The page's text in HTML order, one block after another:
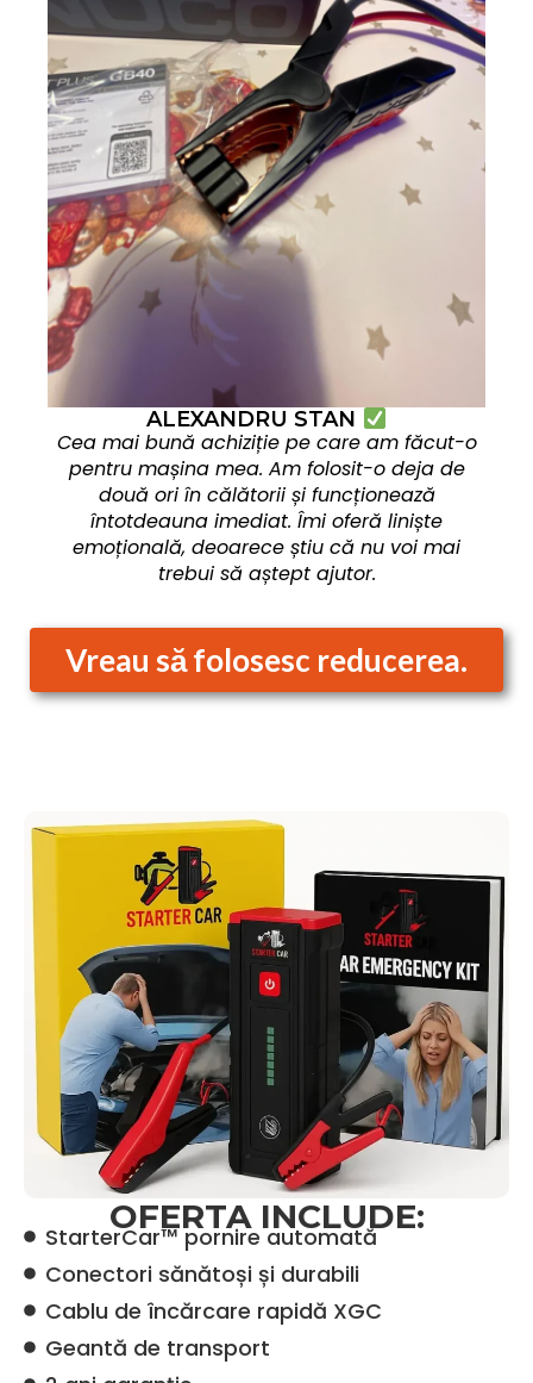
ALEXANDRU STAN
Cea mai bună achiziție pe care am făcut-o
pentru mașina mea. Am folosit-o deja de
două ori în călătorii și funcționează
întotdeauna imediat. Îmi oferă liniște
emoțională, deoarece știu că nu voi mai
trebui să aștept ajutor.
Vreau să folosesc reducerea.
OFERTA INCLUDE:
StarterCar™ pornire automată
Conectori sănătoși și durabili
Cablu de încărcare rapidă XGC
Geantă de transport